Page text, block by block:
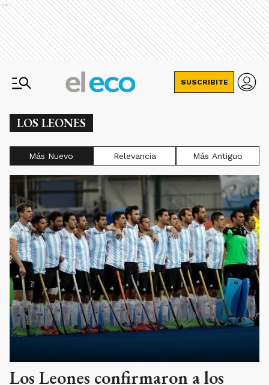
Ads
SUSCRIBITE
LOS LEONES
Más Nuevo Relevancia Más Antiguo
Los Leones confirmaron a los